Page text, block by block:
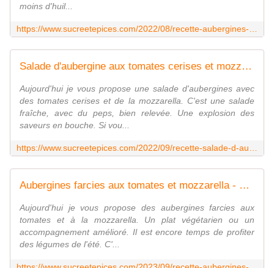
moins d'huil...
Salade d'aubergine aux tomates cerises et mozzarella - www.sucreetepices.com
Aujourd'hui je vous propose une salade d'aubergines avec
des tomates cerises et de la mozzarella. C'est une salade
fraîche, avec du peps, bien relevée. Une explosion des
saveurs en bouche. Si vou...
Aubergines farcies aux tomates et mozzarella - www.sucreetepices.com
Aujourd'hui je vous propose des aubergines farcies aux
tomates et à la mozzarella. Un plat végétarien ou un
accompagnement amélioré. Il est encore temps de profiter
des légumes de l'été. C'...